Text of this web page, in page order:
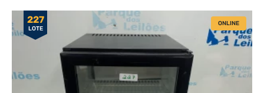
227
LOTE
ONLINE